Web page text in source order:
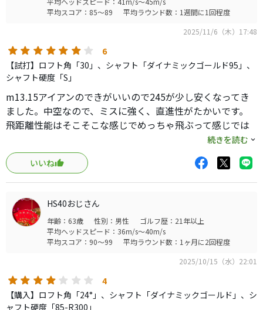
平均スコア：85～89
平均ラウンド数：1週間に1回程度
2025/11/6（木）17:48
6
【試打】ロフト角「30」、シャフト「ダイナミックゴールド95」、
シャフト硬度「S」
m13.15アイアンのできがいいので245が少し安くなってき
ました。中空なので、ミスに強く、直進性がたかいです。
飛距離性能はそこそこな感じでめっちゃ飛ぶって感じでは
ないです。つかまりは抑え気味。どうしてもミズノのアイア
ンには打感を期待しますが、軟鉄のようなものを期待する
と裏切られるし、満足はできません。結果は悪くないし、
直進性はすごく高くミスヒットのエラーも少ないですが、
打感を期待するので、買うには至りませんでした。
続きを読む
いいね
HS40おじさん
年齢：63歳 性別：男性
ゴルフ歴：21年以上
平均ヘッドスピード：36m/s～40m/s
平均スコア：90～99
平均ラウンド数：1ヶ月に2回程度
2025/10/15（水）22:01
4
【購入】ロフト角「24°」、シャフト「ダイナミックゴールド」、シ
ャフト硬度「85-R300」